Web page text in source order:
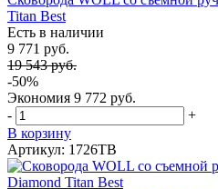
Titan Best
Есть в наличии
9 771 руб.
19 543 руб.
-50%
Экономия 9 772 руб.
-
+
В корзину
Артикул: 1726TB